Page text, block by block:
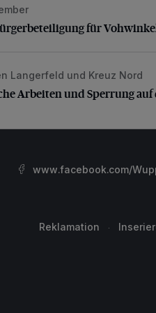
für
für
Arbeiten und Sperrung auf
Langerfeld und Kreuz Nord
Arbeiten und Sperrung auf
www.facebook.com/
Reklamation